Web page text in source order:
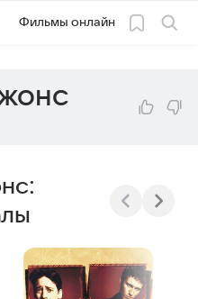
Фильмы онлайн